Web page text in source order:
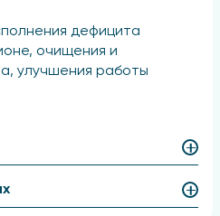
дефицита
очищения и
улучшения работы
и недостаточной
и обмена веществ.